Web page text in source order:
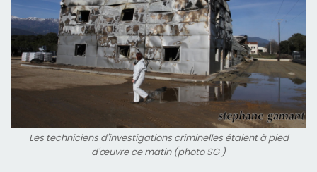
Les techniciens d'investigations criminelles étaient à pied
d'œuvre ce matin (photo SG )